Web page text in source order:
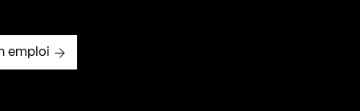
emploi